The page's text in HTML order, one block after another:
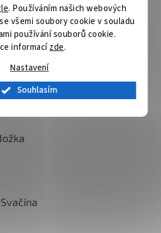
. Používáním našich webových
všemi soubory cookie v souladu
používání souborů cookie.
informacízde.
Nastavení
Souhlasím
Hurník
obchodu je 5 z 5 hvězdiček.
obchodu je 5 z 5 hvězdiček.
je 5 z 5 hvězdiček.